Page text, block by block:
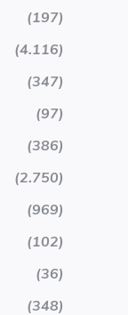
(197)
(4.116)
(347)
(97)
(386)
(2.750)
(969)
(102)
(36)
(348)